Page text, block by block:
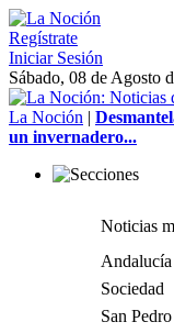
Regístrate
Iniciar Sesión
Sábado, 08 de Agosto
La Noción |
un invernadero...
Noticias
Sociedad
San